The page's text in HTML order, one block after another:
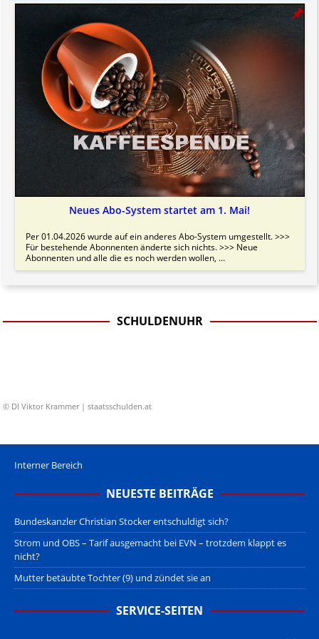
Neues Abo-System startet am 1. Mai!
Per 01.04.2026 wurde auf ein anderes Abo-System umgestellt. >>>
Für bestehende Abonnenten änderte sich nichts. >>> Neue
Abonnenten und alle die es noch werden wollen, ...
SCHULDENUHR
© DI Viktor Krammer | staatsschulden.at
Interner Bereich
NEUESTE BEITRÄGE
Bundeskanzler Christian Stocker entschuldigt sich?
Strom und OBS – Tarif ausgemacht bei EVN – trotzdem klappt es
nicht?
Mutter betäubte Tochter (9) und zündet sie an
SERVICE-SEITEN